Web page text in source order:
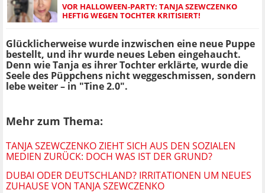
VOR HALLOWEEN-PARTY: TANJA SZEWCZENKO
HEFTIG WEGEN TOCHTER KRITISIERT!
Glücklicherweise wurde inzwischen eine neue Puppe
bestellt, und ihr wurde neues Leben eingehaucht.
Denn wie Tanja es ihrer Tochter erklärte, wurde die
Seele des Püppchens nicht weggeschmissen, sondern
lebe weiter – in "Tine 2.0".
Mehr zum Thema:
TANJA SZEWCZENKO ZIEHT SICH AUS DEN SOZIALEN
MEDIEN ZURÜCK: DOCH WAS IST DER GRUND?
DUBAI ODER DEUTSCHLAND? IRRITATIONEN UM NEUES
ZUHAUSE VON TANJA SZEWCZENKO